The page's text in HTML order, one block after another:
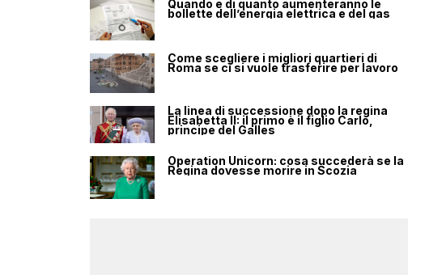
Quando e di quanto aumenteranno le
bollette dell’energia elettrica e del gas
Come scegliere i migliori quartieri di
Roma se ci si vuole trasferire per lavoro
La linea di successione dopo la regina
Elisabetta II: il primo è il figlio Carlo,
principe del Galles
Operation Unicorn: cosa succederà se la
Regina dovesse morire in Scozia